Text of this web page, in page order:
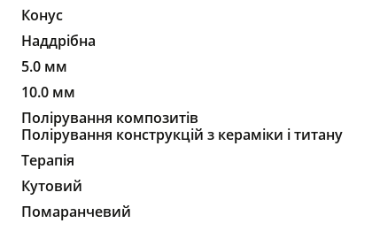
Конус
Наддрібна
5.0 мм
10.0 мм
Полірування композитів
Полірування конструкцій з кераміки і титану
Терапія
Кутовий
Помаранчевий